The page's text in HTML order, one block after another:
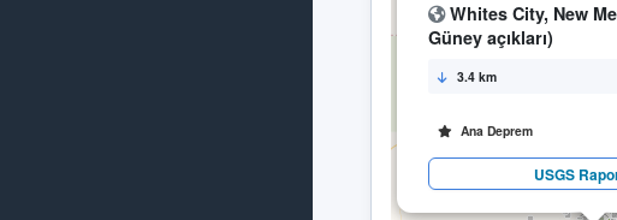
Whites City, New
Güney açıkları)
3.4 km
Ana Deprem
USGS